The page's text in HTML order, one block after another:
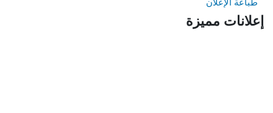
إعلانات مميزة